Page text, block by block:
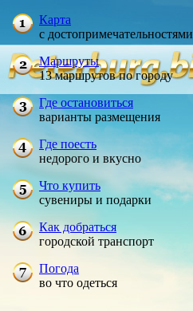
Карта
с достопримечательностями
Маршруты
13 маршрутов по городу
Где остановиться
варианты размещения
Где поесть
недорого и вкусно
Что купить
сувениры и подарки
Как добраться
городской транспорт
Погода
во что одеться